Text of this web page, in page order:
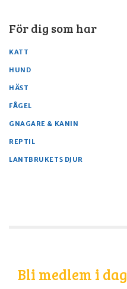
För dig som har
KATT
HUND
HÄST
FÅGEL
GNAGARE & KANIN
REPTIL
LANTBRUKETS DJUR
Bli medlem i dag